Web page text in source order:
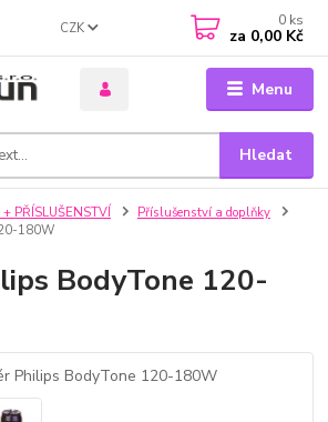
Menu
CZK
Hledat
0 ks
za 0,00 Kč
PŘÍSLUŠENSTVÍ
Příslušenství a doplňky
180W
BodyTone 120-